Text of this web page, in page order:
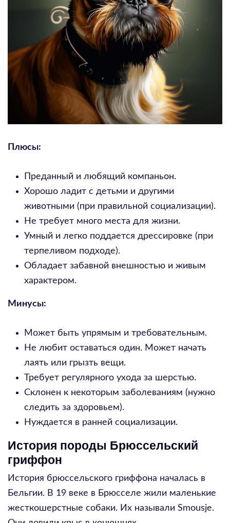
Плюсы:
Преданный и любящий компаньон.
Хорошо ладит с детьми и другими
животными (при правильной социализации).
Не требует много места для жизни.
Умный и легко поддается дрессировке (при
терпеливом подходе).
Обладает забавной внешностью и живым
характером.
Минусы:
Может быть упрямым и требовательным.
Не любит оставаться один. Может начать
лаять или грызть вещи.
Требует регулярного ухода за шерстью.
Склонен к некоторым заболеваниям (нужно
следить за здоровьем).
Нуждается в ранней социализации.
История породы Брюссельский
гриффон
История брюссельского гриффона началась в
Бельгии. В 19 веке в Брюсселе жили маленькие
жесткошерстные собаки. Их называли Smousje.